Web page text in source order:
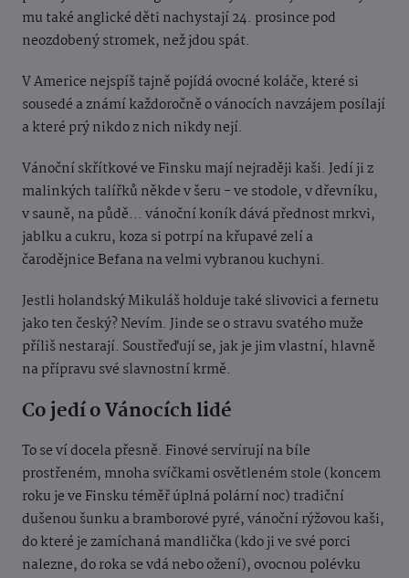
mu také anglické děti nachystají 24. prosince pod
neozdobený stromek, než jdou spát.
V Americe nejspíš tajně pojídá ovocné koláče, které si
sousedé a známí každoročně o vánocích navzájem posílají
a které prý nikdo z nich nikdy nejí.
Vánoční skřítkové ve Finsku mají nejraději kaši. Jedí ji z
malinkých talířků někde v šeru - ve stodole, v dřevníku,
v sauně, na půdě... vánoční koník dává přednost mrkvi,
jablku a cukru, koza si potrpí na křupavé zelí a
čarodějnice Befana na velmi vybranou kuchyni.
Jestli holandský Mikuláš holduje také slivovici a fernetu
jako ten český? Nevím. Jinde se o stravu svatého muže
příliš nestarají. Soustřeďují se, jak je jim vlastní, hlavně
na přípravu své slavnostní krmě.
Co jedí o Vánocích lidé
To se ví docela přesně. Finové servírují na bíle
prostřeném, mnoha svíčkami osvětleném stole (koncem
roku je ve Finsku téměř úplná polární noc) tradiční
dušenou šunku a bramborové pyré, vánoční rýžovou kaši,
do které je zamíchaná mandlička (kdo ji ve své porci
nalezne, do roka se vdá nebo ožení), ovocnou polévku